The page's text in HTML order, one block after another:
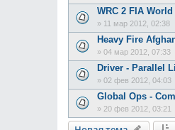
WRC 2 FIA
» 11 мар 2012, 02:38
Heavy Fire
» 04 мар 2012, 07:33
Driver - Parallel
» 02 фев 2012, 04:03
Global Ops -
» 20 фев 2012, 03:21